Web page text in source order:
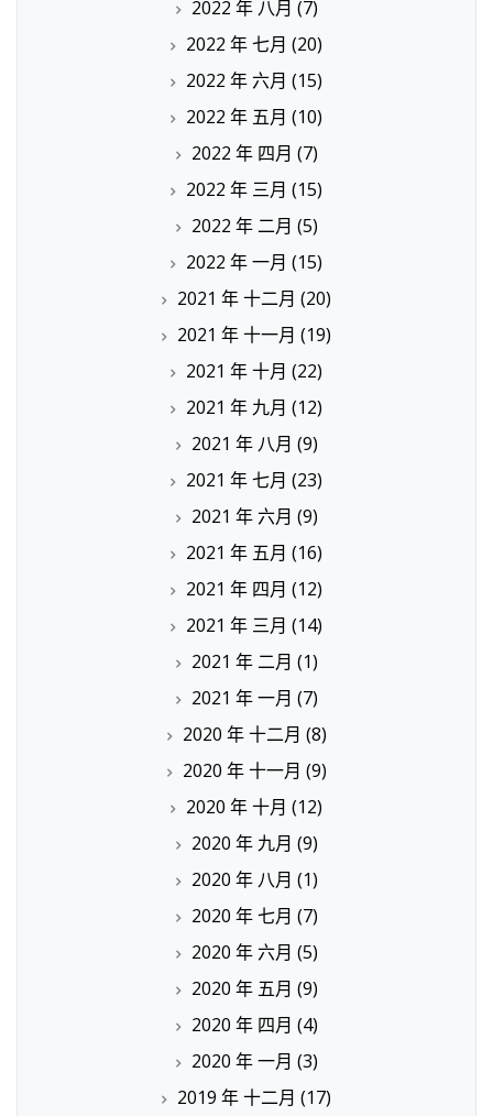
2022 年 八月 (7)
2022 年 七月 (20)
2022 年 六月 (15)
2022 年 五月 (10)
2022 年 四月 (7)
2022 年 三月 (15)
2022 年 二月 (5)
2022 年 一月 (15)
2021 年 十二月 (20)
2021 年 十一月 (19)
2021 年 十月 (22)
2021 年 九月 (12)
2021 年 八月 (9)
2021 年 七月 (23)
2021 年 六月 (9)
2021 年 五月 (16)
2021 年 四月 (12)
2021 年 三月 (14)
2021 年 二月 (1)
2021 年 一月 (7)
2020 年 十二月 (8)
2020 年 十一月 (9)
2020 年 十月 (12)
2020 年 九月 (9)
2020 年 八月 (1)
2020 年 七月 (7)
2020 年 六月 (5)
2020 年 五月 (9)
2020 年 四月 (4)
2020 年 一月 (3)
2019 年 十二月 (17)